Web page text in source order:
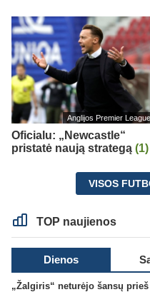
Anglijos Premier League
Oficialu: „Newcastle“
pristatė naują strategą (1)
VISOS
TOP naujienos
Dienos
„Žalgiris“ neturėjo šansų prieš